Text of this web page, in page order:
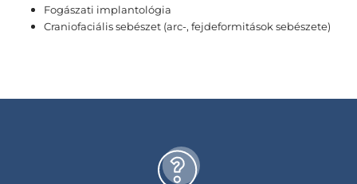
Fogászati implantológia
Craniofaciális sebészet (arc-, fejdeformitások sebészete)